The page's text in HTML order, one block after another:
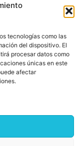
tecnologías como las
del dispositivo. El
procesar datos como
únicas en este
afectar
de